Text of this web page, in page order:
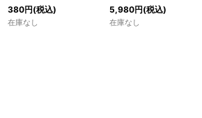
380円(税込)
在庫なし
5,980円(税込)
在庫なし